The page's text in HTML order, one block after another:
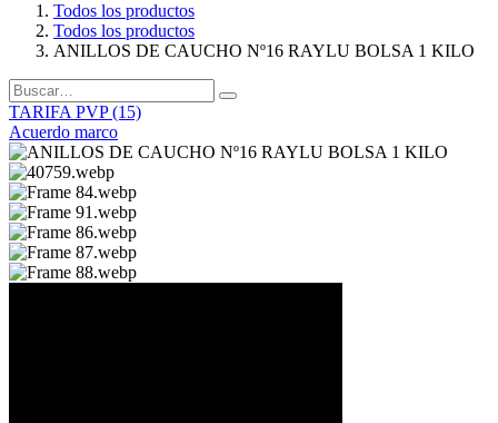
Todos los productos
Todos los productos
ANILLOS DE CAUCHO Nº16 RAYLU BOLSA 1 KILO
TARIFA PVP (15)
Acuerdo marco